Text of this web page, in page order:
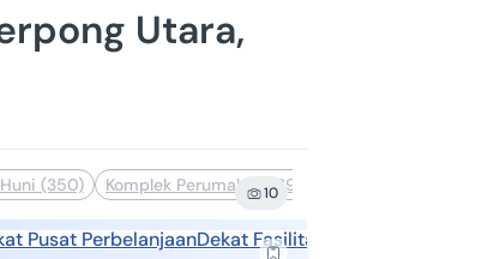
Utara,
(350) Komplek Perumahan (297)
10
Pusat PerbelanjaanDekat Fasilitas Kesehatan